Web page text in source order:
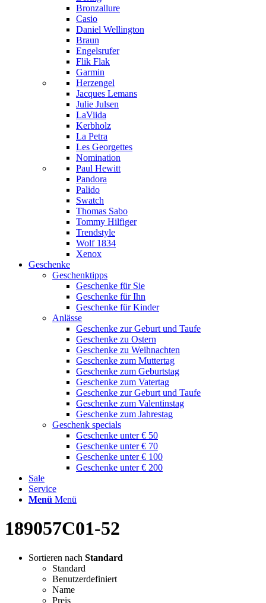
Bronzallure
Casio
Daniel Wellington
Braun
Engelsrufer
Flik Flak
Garmin
Herzengel
Jacques Lemans
Julie Julsen
LaViida
Kerbholz
La Petra
Les Georgettes
Nomination
Paul Hewitt
Pandora
Palido
Swatch
Thomas Sabo
Tommy Hilfiger
Trendstyle
Wolf 1834
Xenox
Geschenke
Geschenktipps
Geschenke für Sie
Geschenke für Ihn
Geschenke für Kinder
Anlässe
Geschenke zur Geburt und Taufe
Geschenke zu Ostern
Geschenke zu Weihnachten
Geschenke zum Muttertag
Geschenke zum Geburtstag
Geschenke zum Vatertag
Geschenke zur Geburt und Taufe
Geschenke zum Valentinstag
Geschenke zum Jahrestag
Geschenk specials
Geschenke unter € 50
Geschenke unter € 70
Geschenke unter € 100
Geschenke unter € 200
Sale
Service
Menü Menü
189057C01-52
Sortieren nach Standard
Standard
Benutzerdefiniert
Name
Preis